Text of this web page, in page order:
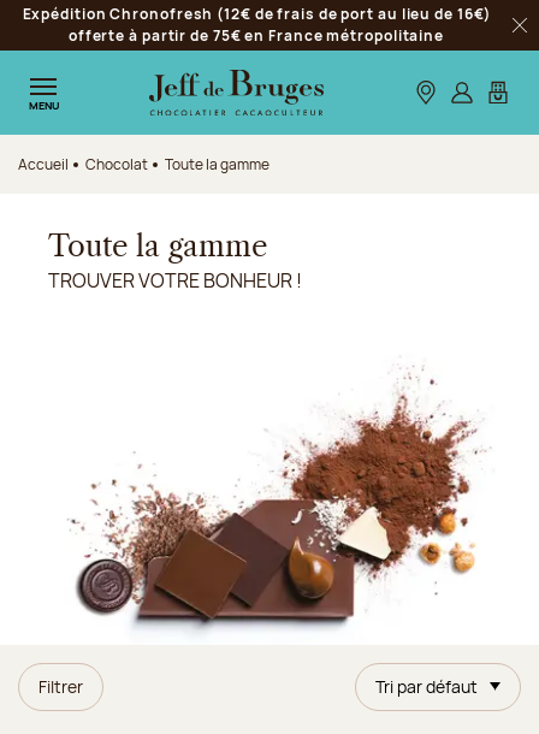
Aller à la navigation
Aller au contenu principal
Aller au pied de page
Expédition Chronofresh (12€ de frais de port au lieu de 16€)
offerte à partir de 75€ en France métropolitaine
MENU Nos boutiques
S’identifier
Mon
Accueil Chocolat Toute la gamme
Toute la gamme
TROUVER VOTRE BONHEUR !
Filtrer Tri par défaut